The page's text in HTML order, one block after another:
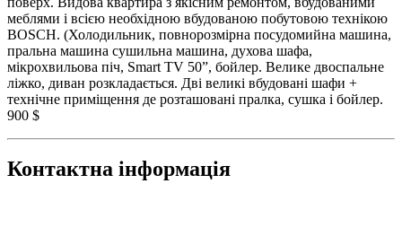
меблями і всією необхідною вбудованою побутовою технікою
BOSCH. (Холодильник, повнорозмірна посудомийна машина,
пральна машина сушильна машина, духова шафа,
мікрохвильова піч, Smart TV 50”, бойлер. Велике двоспальне
ліжко, диван розкладається. Дві великі вбудовані шафи +
технічне приміщення де розташовані пралка, сушка і бойлер.
900 $
Контактна інформація